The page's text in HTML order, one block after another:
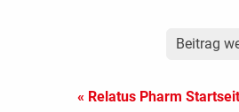
Beitrag
« Relatus Pharm